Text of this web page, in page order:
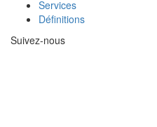
Services
Définitions
Suivez-nous